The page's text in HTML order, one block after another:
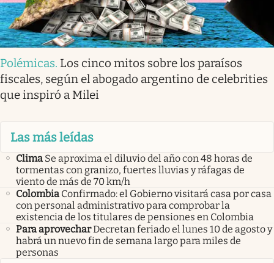
Polémicas. Los cinco mitos sobre los paraísos
fiscales, según el abogado argentino de celebrities
que inspiró a Milei
Las más leídas
Clima Se aproxima el diluvio del año con 48 horas de
tormentas con granizo, fuertes lluvias y ráfagas de
viento de más de 70 km/h
Colombia Confirmado: el Gobierno visitará casa por casa
con personal administrativo para comprobar la
existencia de los titulares de pensiones en Colombia
Para aprovecharDecretan feriado el lunes 10 de agosto y
habrá un nuevo fin de semana largo para miles de
personas